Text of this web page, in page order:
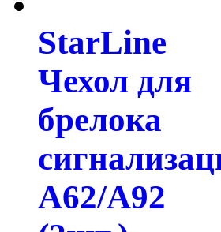
StarLine
Чехол для
брелока
A62/A92